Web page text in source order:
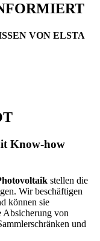
VON ELSTA
Know-how
stellen die
Wir beschäftigen
können sie
Absicherung von
und